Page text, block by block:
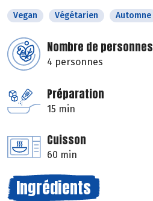
Vegan Végétarien Automne
Nombre de personnes
4 personnes
Préparation
15 min
Cuisson
60 min
Ingrédients